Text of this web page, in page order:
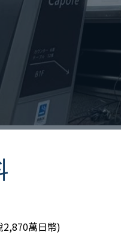
2,870萬日幣)